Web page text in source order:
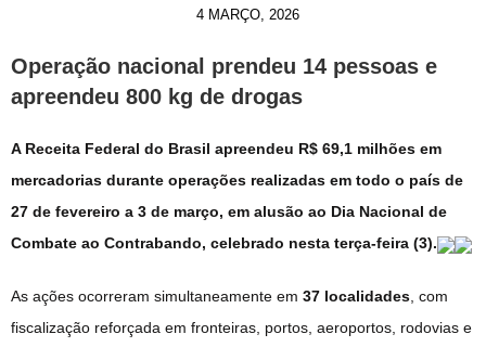
4 MARÇO, 2026
Operação nacional prendeu 14 pessoas e
apreendeu 800 kg de drogas
A Receita Federal do Brasil apreendeu R$ 69,1 milhões em
mercadorias durante operações realizadas em todo o país de
27 de fevereiro a 3 de março, em alusão ao Dia Nacional de
Combate ao Contrabando, celebrado nesta terça-feira (3).
As ações ocorreram simultaneamente em 37 localidades, com
fiscalização reforçada em fronteiras, portos, aeroportos, rodovias e